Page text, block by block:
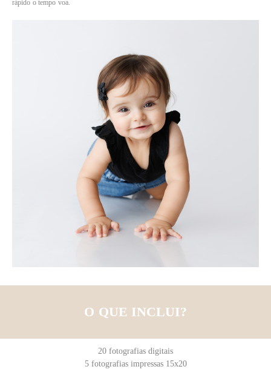
rápido o tempo voa.
O QUE INCLUI?
20 fotografias digitais
5 fotografias impressas 15x20